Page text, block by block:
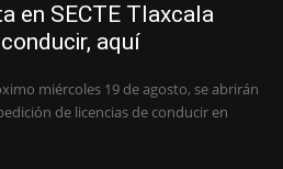
en SECTE Tlaxcala
aquí
miércoles 19 de agosto, se abrirán
de licencias de conducir en